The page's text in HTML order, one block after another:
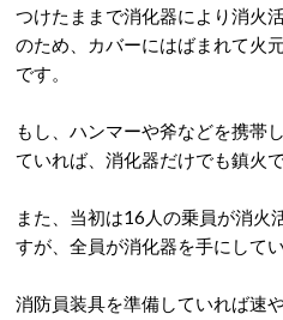
つけたままで消化器により消火
のため、カバーにはばまれて火
です。
もし、ハンマーや斧などを携帯
ていれば、消化器だけでも鎮火
また、当初は16人の乗員が消火
すが、全員が消化器を手にして
消防員装具を準備していれば速